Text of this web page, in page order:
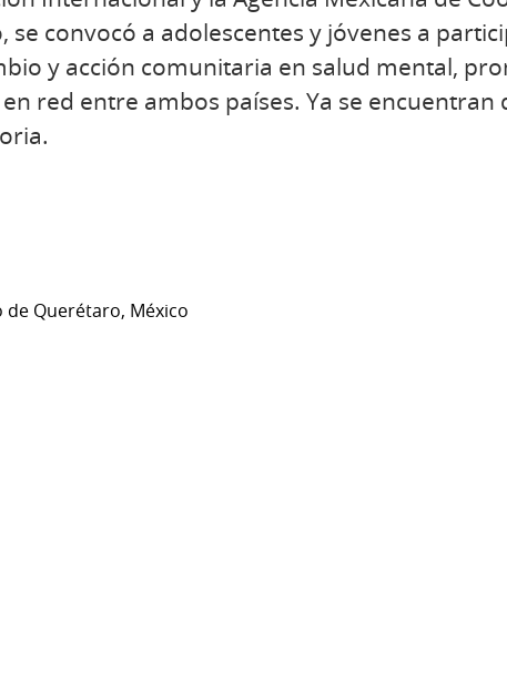
convocó a adolescentes y jóvenes a
y acción comunitaria en salud mental,
red entre ambos países. Ya se encuentran
de Querétaro, México